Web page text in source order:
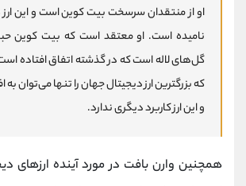
او از منتقدان سرسخت بیت کوین است و این ارز
نامیده است. او معتقد است که بیت کوین
گل‌های لاله است که در گذشته اتفاق افتاده
که بزرگترین ارز دیجیتال جهان را تنها می‌توان
و این ارز کاربرد دیگری ندارد.
همچنین وارن بافت در مورد آینده ارزهای